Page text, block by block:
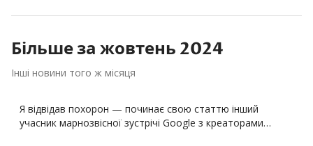
Більше за жовтень 2024
Інші новини того ж місяця
Я відвідав похорон — починає свою статтю інший
учасник марнозвісної зустрічі Google з креаторами…